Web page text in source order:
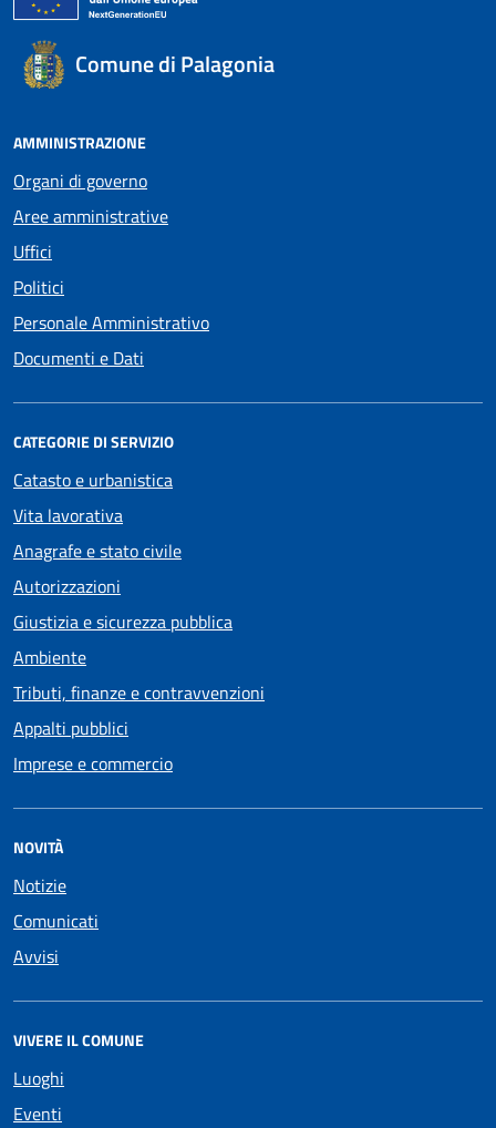
Comune di Palagonia
AMMINISTRAZIONE
Organi di governo
Aree amministrative
Uffici
Politici
Personale Amministrativo
Documenti e Dati
CATEGORIE DI SERVIZIO
Catasto e urbanistica
Vita lavorativa
Anagrafe e stato civile
Autorizzazioni
Giustizia e sicurezza pubblica
Ambiente
Tributi, finanze e contravvenzioni
Appalti pubblici
Imprese e commercio
NOVITÀ
Notizie
Comunicati
Avvisi
VIVERE IL COMUNE
Luoghi
Eventi